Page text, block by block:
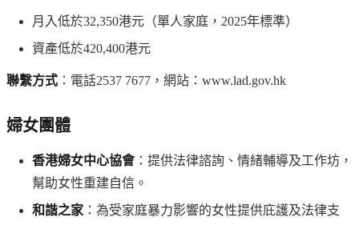
月入低於32,350港元（單人家庭，2025年標準）
資產低於420,400港元
聯繫方式 ：電話2537 7677，網站：www.lad.gov.hk
婦女團體
香港婦女中心協會：提供法律諮詢、情緒輔導及工作坊，
幫助女性重建自信。
和諧之家 ：為受家庭暴力影響的女性提供庇護及法律支